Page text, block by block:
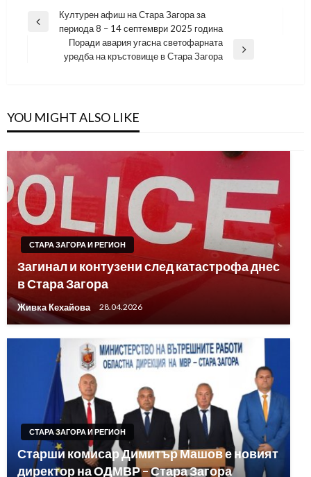
Навигация
Previous
Културен афиш на Стара Загора за
периода 8 – 14 септември 2025 година
Поради авария угасна светофарната
уредба на кръстовище в Стара Загора
YOU MIGHT ALSO LIKE
СТАРА ЗАГОРА И РЕГИОН
Загинал и контузени след катастрофа днес
в Стара Загора
Живка Кехайова 28.04.2026
СТАРА ЗАГОРА И РЕГИОН
Старши комисар Димитър Машов е новият
директор на ОДМВР – Стара Загора